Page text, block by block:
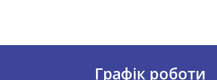
Графік роботи